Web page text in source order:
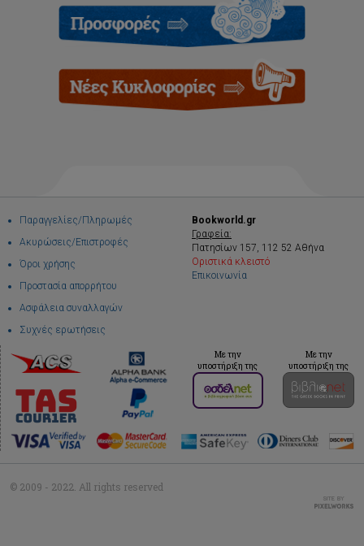
Παραγγελίες/Πληρωμές
Ακυρώσεις/Επιστροφές
Όροι χρήσης
Προστασία απορρήτου
Ασφάλεια συναλλαγών
Συχνές ερωτήσεις
Bookworld.gr
Γραφεία:
Πατησίων 157, 112 52 Αθήνα
Οριστικά κλειστό
Επικοινωνία
Με την
υποστήριξη της
Με την
υποστήριξη της
© 2009 - 2022. All rights reserved